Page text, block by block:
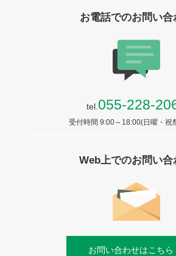
お電話でのお問い合
tel.055-228-
受付時間 9:00～18:00(日曜・祝
Web上でのお問い合
お問い合わせはこちら